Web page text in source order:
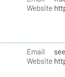
Website
Email
Website